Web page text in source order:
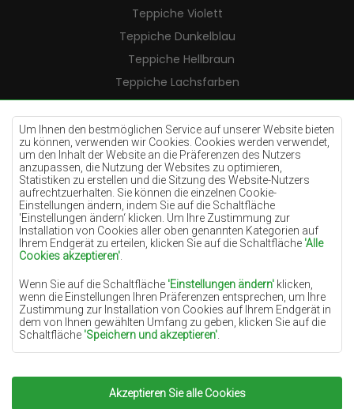
Um Ihnen den bestmöglichen Service auf unserer Website bieten
zu können, verwenden wir Cookies. Cookies werden verwendet,
um den Inhalt der Website an die Präferenzen des Nutzers
anzupassen, die Nutzung der Websites zu optimieren,
Statistiken zu erstellen und die Sitzung des Website-Nutzers
aufrechtzuerhalten. Sie können die einzelnen Cookie-
Einstellungen ändern, indem Sie auf die Schaltfläche
'Einstellungen ändern‘ klicken. Um Ihre Zustimmung zur
Installation von Cookies aller oben genannten Kategorien auf
Ihrem Endgerät zu erteilen, klicken Sie auf die Schaltfläche 'Alle
Cookies akzeptieren'
Wenn Sie auf die Schaltfläche 'Einstellungen ändern' klicken,
wenn die Einstellungen Ihren Präferenzen entsprechen, um Ihre
Zustimmung zur Installation von Cookies auf Ihrem Endgerät in
dem von Ihnen gewählten Umfang zu geben, klicken Sie auf die
Schaltfläche 'Speichern und akzeptieren'
Grundlage für die Verarbeitung das berechtigte Interesse des
Datenverwalters (TEPPICHECHEMEX) oder Dritter in Form der
Bereitstellung qualitativ hochwertiger Dienste auf unserer
Akzeptieren Sie alle Cookies
Teppiche Violett
Teppiche Dunkelblau
Teppiche Hellbraun
Teppiche Lachsfarben
Teppiche Cremefarben
Teppiche Lilac
Teppiche Gelb
Teppiche Pfefferminz
Teppiche Blau
Teppiche Orange
Teppiche Rosa
Teppiche Terrakotte
Teppiche Grün
Teppiche Golden
Copyright 2022Teppiche Chemex.Alle Rechte